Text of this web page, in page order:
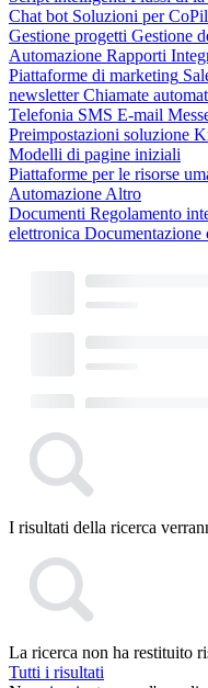
Chat bot Soluzioni per
Gestione progetti Gestione
Automazione Rapporti
Piattaforme di marketing
newsletter Chiamate
Telefonia SMS E-mail
Preimpostazioni soluzione
Modelli di pagine iniziali
Piattaforme per le risorse
Automazione Altro
Documenti Regolamento
elettronica Documentazione
I risultati della ricerca
La ricerca non ha restituito
Tutti i risultati